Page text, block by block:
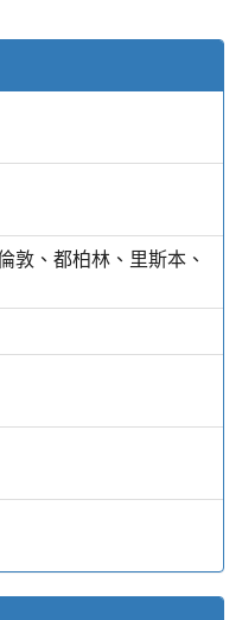
敦、都柏林、里斯本、